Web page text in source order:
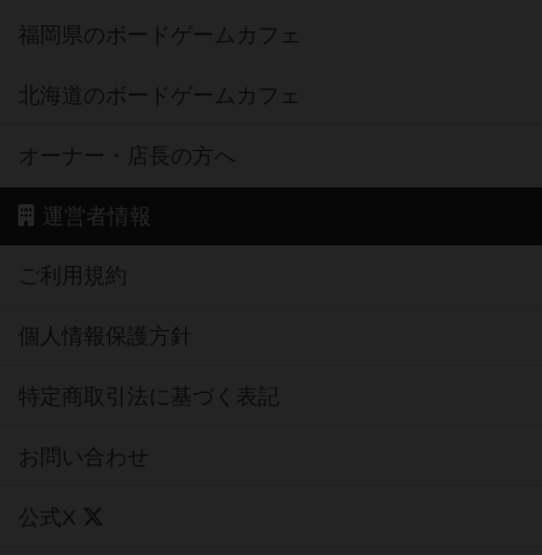
福岡県のボードゲームカフェ
北海道のボードゲームカフェ
オーナー・店長の方へ
運営者情報
ご利用規約
個人情報保護方針
特定商取引法に基づく表記
お問い合わせ
公式X